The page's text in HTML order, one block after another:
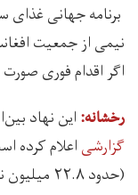
نیمی از جمعیت
اگر اقدام فوری
رخشانه:‌ این نهاد
گزارشیاعلام کرده
(حدود ۲۲.۸ میلیون نفر) امنیت غذایی ندارند.